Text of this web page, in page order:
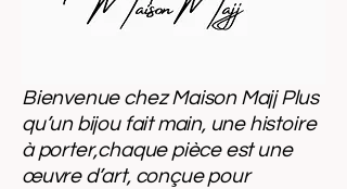
Bienvenue chez Maison Majj Plus
qu’un bijou fait main, une histoire
à porter,chaque pièce est une
œuvre d’art, conçue pour